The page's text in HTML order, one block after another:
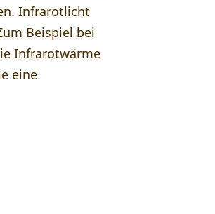
Infrarotlicht
Beispiel bei
Infrarotwärme
eine